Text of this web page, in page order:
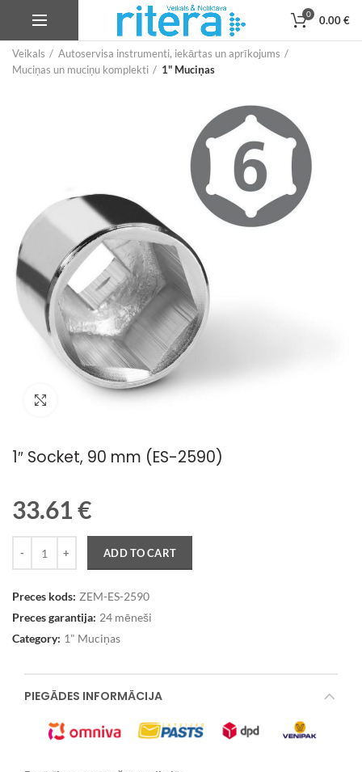
0 0.00€
Veikals
Autoservisa instrumenti, iekārtas un aprīkojums
Muciņas un muciņu komplekti
1" Muciņas
Palielināt attēlu
1″ Socket, 90 mm (ES-2590)
33.61€
ADD TO CART
Preces kods: ZEM-ES-2590
Preces garantija: 24 mēneši
Category: 1" Muciņas
PIEGĀDES INFORMĀCIJA